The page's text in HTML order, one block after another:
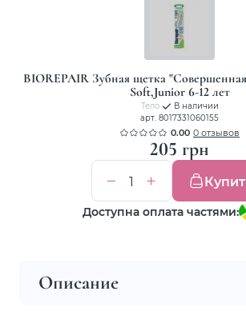
BIOREPAIR Зубная щетка
Soft,Junior 6-12 лет
Тело
В наличии
арт. 8017331060155
0.00 0 отзывов
205 грн
Доступна оплата частями:
Описание